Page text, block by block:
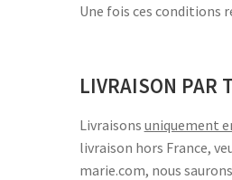
Une fois ces conditions
LIVRAISON PAR
Livraisons uniquement
livraison hors France,
marie.com, nous